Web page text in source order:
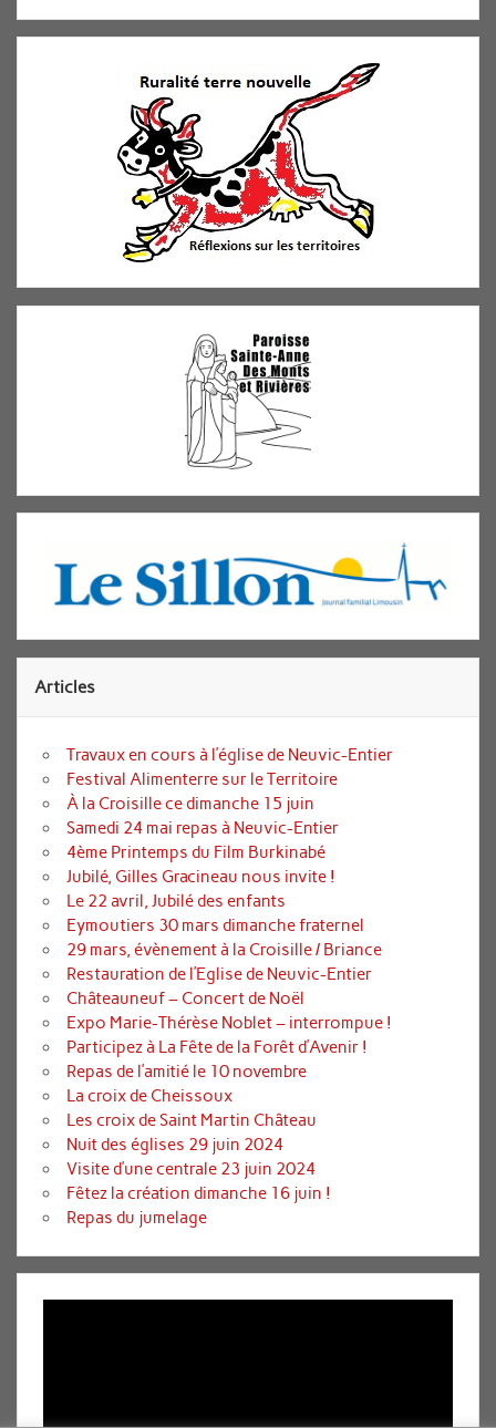
Articles
Travaux en cours à l’église de Neuvic-Entier
Festival Alimenterre sur le Territoire
À la Croisille ce dimanche 15 juin
Samedi 24 mai repas à Neuvic-Entier
4ème Printemps du Film Burkinabé
Jubilé, Gilles Gracineau nous invite !
Le 22 avril, Jubilé des enfants
Eymoutiers 30 mars dimanche fraternel
29 mars, évènement à la Croisille / Briance
Restauration de l’Eglise de Neuvic-Entier
Châteauneuf – Concert de Noël
Expo Marie-Thérèse Noblet – interrompue !
Participez à La Fête de la Forêt d’Avenir !
Repas de l’amitié le 10 novembre
La croix de Cheissoux
Les croix de Saint Martin Château
Nuit des églises 29 juin 2024
Visite d’une centrale 23 juin 2024
Fêtez la création dimanche 16 juin !
Repas du jumelage
Lecteur